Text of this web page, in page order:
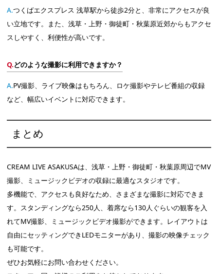
つくばエクスプレス 浅草駅から徒歩2分と、非常にアクセスが良
い立地です。また、浅草・上野・御徒町・秋葉原近郊からもアクセ
スしやすく、利便性が高いです。
どのような撮影に利用できますか？
PV撮影、ライブ映像はもちろん、ロケ撮影やテレビ番組の収録
など、幅広いイベントに対応できます。
まとめ
CREAM LIVE ASAKUSAは、浅草・上野・御徒町・秋葉原周辺でMV
撮影、ミュージックビデオの収録に最適なスタジオです。
多機能で、アクセスも良好なため、さまざまな撮影に対応できま
す。スタンディングなら250人、着席なら130人ぐらいの観客を入
れてMV撮影、ミュージックビデオ撮影ができます。レイアウトは
自由にセッティングできLEDモニターがあり、撮影の映像チェック
も可能です。
ぜひお気軽にお問い合わせください。